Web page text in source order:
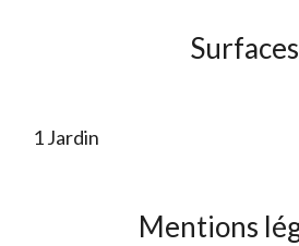
Surfaces
1 Jardin
Mentions